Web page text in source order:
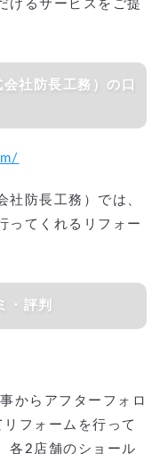
けるサービスをご提
社防長工務）では、
ってくれるリフォー
・評判
からアフターフォロ
フォームを行って
各2店舗のショール